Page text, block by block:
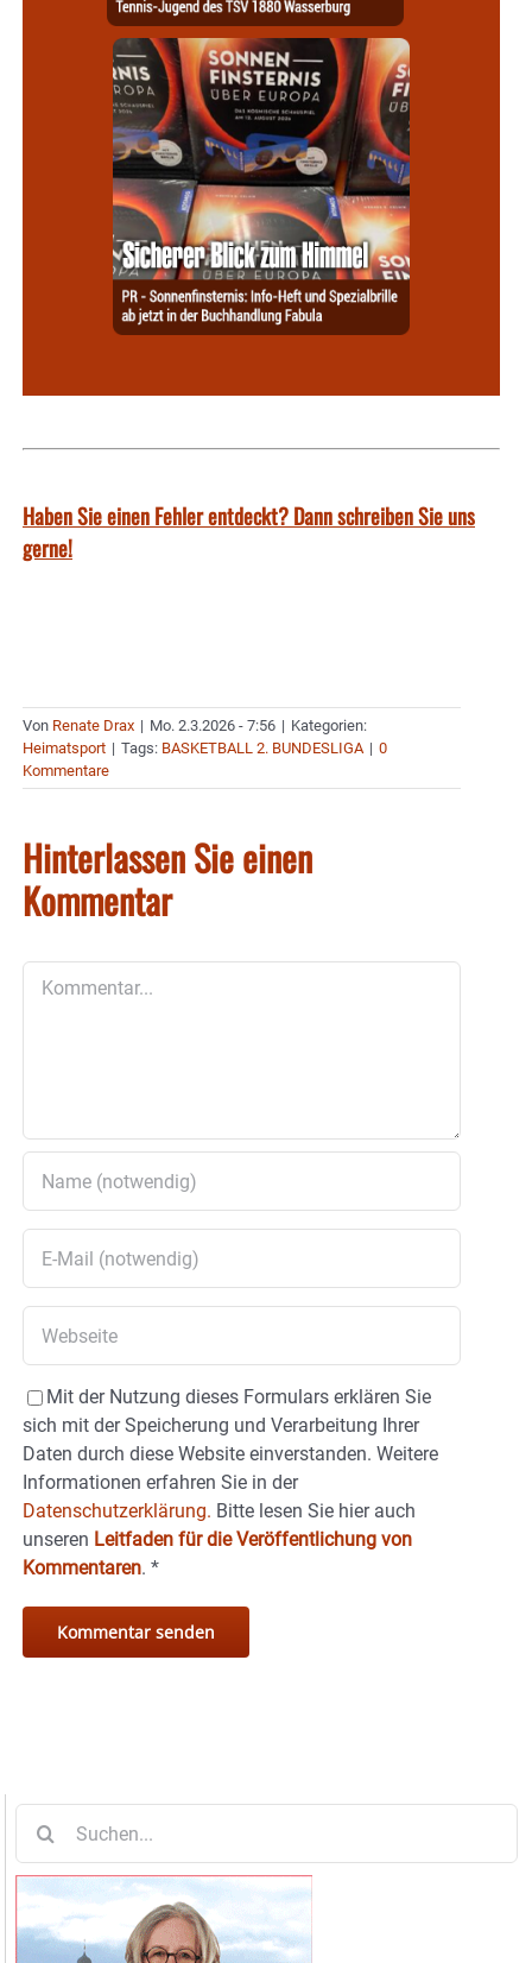
Haben Sie einen Fehler entdeckt? Dann schreiben Sie uns
gerne!
Von Renate Drax | Mo. 2.3.2026 - 7:56 | Kategorien:
Heimatsport | Tags: BASKETBALL 2. BUNDESLIGA | 0
Kommentare
Hinterlassen Sie einen
Kommentar
Mit der Nutzung dieses Formulars erklären Sie
sich mit der Speicherung und Verarbeitung Ihrer
Daten durch diese Website einverstanden. Weitere
Informationen erfahren Sie in der
Datenschutzerklärung. Bitte lesen Sie hier auch
unseren Leitfaden für die Veröffentlichung von
Kommentaren. *
nach: